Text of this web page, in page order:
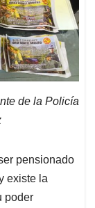
de la Policía
pensionado
existe la
poder